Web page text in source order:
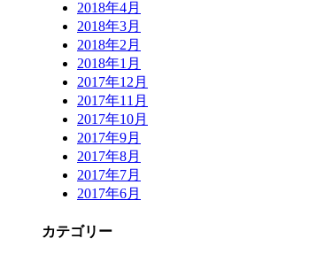
2018年4月
2018年3月
2018年2月
2018年1月
2017年12月
2017年11月
2017年10月
2017年9月
2017年8月
2017年7月
2017年6月
カテゴリー